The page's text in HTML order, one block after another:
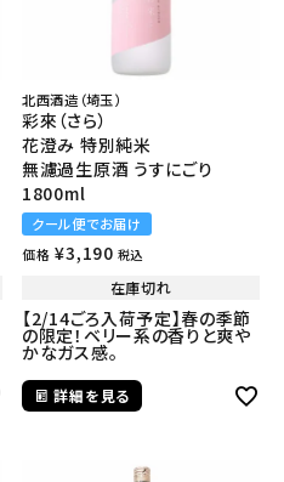
北西酒造（埼玉）
彩來（さら）
花澄み 特別純米
無濾過生原酒 うすにごり
1800ml
クール便でお届け
価格 ¥3,190 税込
在庫切れ
【2/14ごろ入荷予定】春の季節
の限定！ベリー系の香りと爽や
かなガス感。
詳細を見る